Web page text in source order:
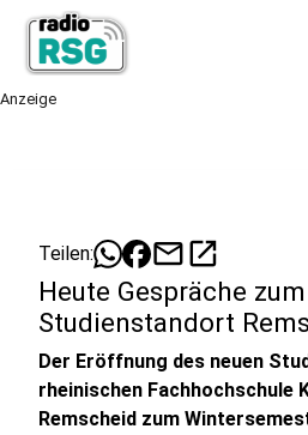
Anzeige
Teilen: mailopen_in_new
Heute Gespräche zum
Studienstandort
Der Eröffnung des neuen
rheinischen Fachhochschule
Remscheid zum